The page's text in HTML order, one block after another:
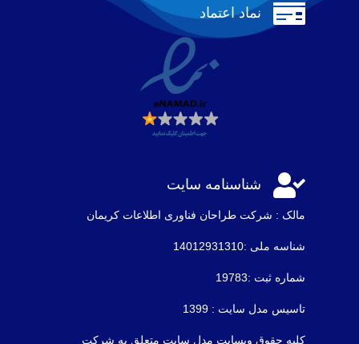
 نماد اعتماد
 شناسنامه سایت
مالک : شرکت طراحان فناوری اطلاعات كريمان
شناسه ملی :14012931310
شماره ثبت :19783
تاسیس مدل سایت : 1399
کلیه حقوق وبسایت مدل سایت متعلق به شرکت